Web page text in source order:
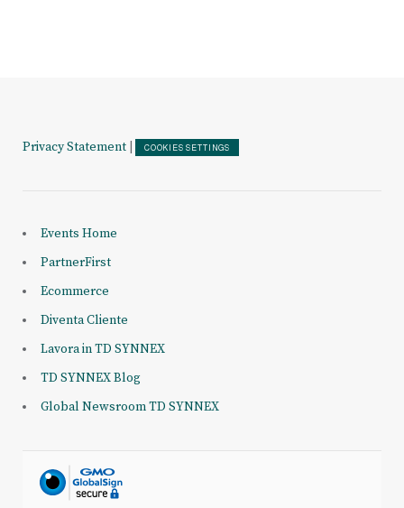
Privacy Statement COOKIES SETTINGS
Events Home
PartnerFirst
Ecommerce
Diventa Cliente
Lavora in TD SYNNEX
TD SYNNEX Blog
Global Newsroom TD SYNNEX